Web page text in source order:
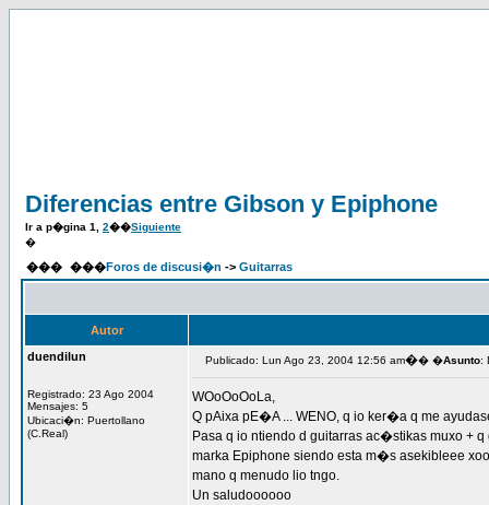
Diferencias entre Gibson y Epiphone
Ir a p�gina 1 2��Siguiente
�
��� ���Foros de discusi�n -> Guitarras
Autor
duendilun
Registrado: 23 Ago 2004
Mensajes: 5
Ubicaci�n: Puertollano
(C.Real)
Publicado: Lun Ago 23, 2004 12:56 am�� �Asunto:
WOoOoOoLa,
Q pAixa pE�A ... WENO, q io ker�a q me
Pasa q io ntiendo d guitarras ac�stikas muxo +
marka Epiphone siendo esta m�s asekibleee
mano q menudo lio tngo.
Un saludoooooo